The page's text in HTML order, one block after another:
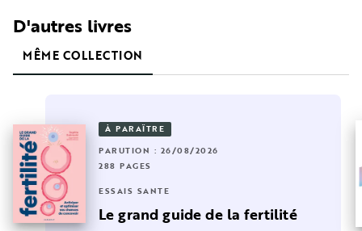
D'autres livres
MÊME COLLECTION
À PARAÎTRE
PARUTION : 26/08/2026
288 PAGES
ESSAIS SANTÉ
Le grand guide de la fertilité